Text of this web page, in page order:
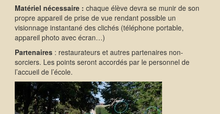
Matériel nécessaire : chaque élève devra se munir de son
propre appareil de prise de vue rendant possible un
visionnage instantané des clichés (téléphone portable,
appareil photo avec écran…)
Partenaires : restaurateurs et autres partenaires non-
sorciers. Les points seront accordés par le personnel de
l’accueil de l’école.